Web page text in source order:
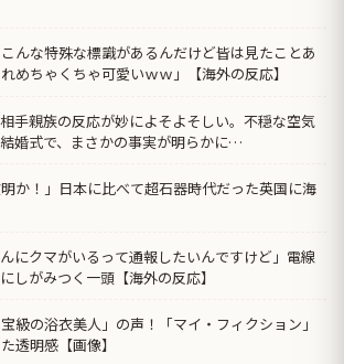
んな特殊な標識があるんだけど皆は見たことあ
めちゃくちゃ可愛いｗｗ」【海外の反応】
手親族の反応が妙によそよそしい。不穏な空気
婚式で、まさかの事実が明らかに…
か！」日本に比べて超石器時代だった英国に海
んにクマがいるって通報したいんですけど」電線
しがみつく一頭【海外の反応】
級の浴衣美人」の声！「マイ・フィクション」
透明感【画像】